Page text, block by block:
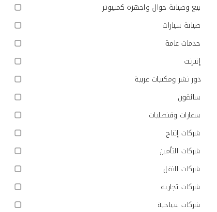
بيع وصيانة جوال واجهزة كمبيوتر
صيانة سيارات
خدمات عامة
إنترنت
دور نشر ومكتبات عربية
سائقون
سفارات وقنصليات
شركات إنتاج
شركات التأمين
شركات النقل
شركات تجارية
شركات سياحية